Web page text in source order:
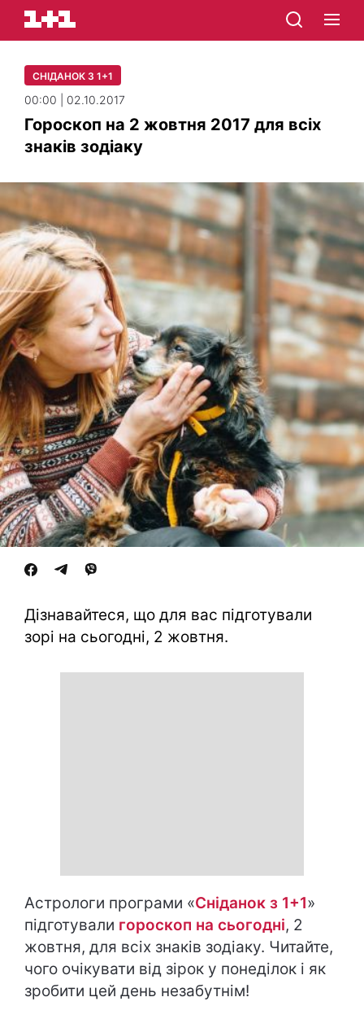
СНІДАНОК З 1+1
00:00 | 02.10.2017
Гороскоп на 2 жовтня 2017 для всіх
знаків зодіаку
Дізнавайтеся, що для вас підготували
зорі на сьогодні, 2 жовтня.
Астрологи програми «Сніданок з 1+1»
підготували гороскоп на cьогодні, 2
жовтня, для всіх знаків зодіаку. Читайте,
чого очікувати від зірок у понеділок і як
зробити цей день незабутнім!